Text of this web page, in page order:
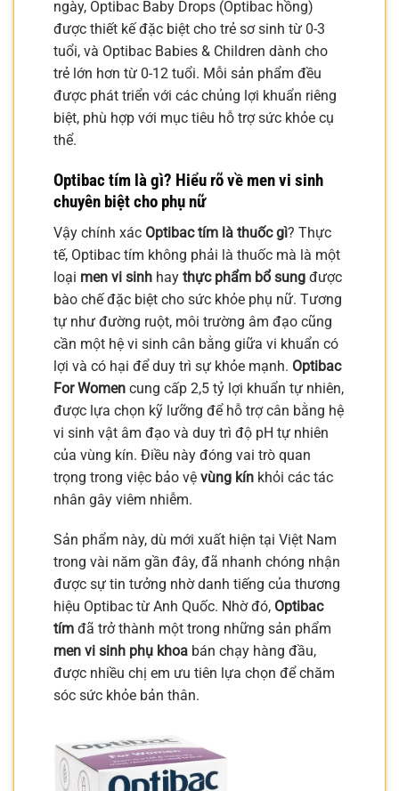
ngày, Optibac Baby Drops (Optibac hồng)
được thiết kế đặc biệt cho trẻ sơ sinh từ 0-3
tuổi, và Optibac Babies & Children dành cho
trẻ lớn hơn từ 0-12 tuổi. Mỗi sản phẩm đều
được phát triển với các chủng lợi khuẩn riêng
biệt, phù hợp với mục tiêu hỗ trợ sức khỏe cụ
thể.
Optibac tím là gì? Hiểu rõ về men vi sinh
chuyên biệt cho phụ nữ
Vậy chính xác Optibac tím là thuốc gì? Thực
tế, Optibac tím không phải là thuốc mà là một
loại men vi sinh hay thực phẩm bổ sung được
bào chế đặc biệt cho sức khỏe phụ nữ. Tương
tự như đường ruột, môi trường âm đạo cũng
cần một hệ vi sinh cân bằng giữa vi khuẩn có
lợi và có hại để duy trì sự khỏe mạnh. Optibac
For Women cung cấp 2,5 tỷ lợi khuẩn tự nhiên,
được lựa chọn kỹ lưỡng để hỗ trợ cân bằng hệ
vi sinh vật âm đạo và duy trì độ pH tự nhiên
của vùng kín. Điều này đóng vai trò quan
trọng trong việc bảo vệ vùng kín khỏi các tác
nhân gây viêm nhiễm.
Sản phẩm này, dù mới xuất hiện tại Việt Nam
trong vài năm gần đây, đã nhanh chóng nhận
được sự tin tưởng nhờ danh tiếng của thương
hiệu Optibac từ Anh Quốc. Nhờ đó, Optibac
tím đã trở thành một trong những sản phẩm
men vi sinh phụ khoa bán chạy hàng đầu,
được nhiều chị em ưu tiên lựa chọn để chăm
sóc sức khỏe bản thân.